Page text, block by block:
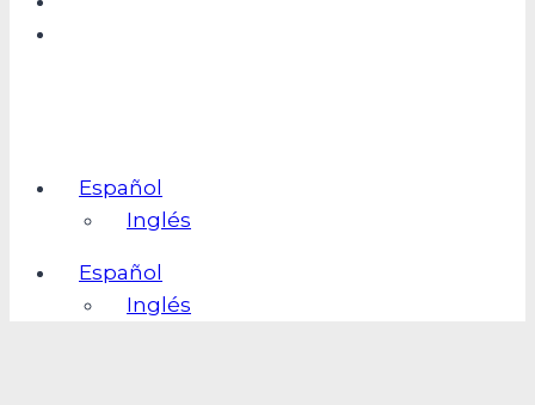
Español
Inglés
Español
Inglés